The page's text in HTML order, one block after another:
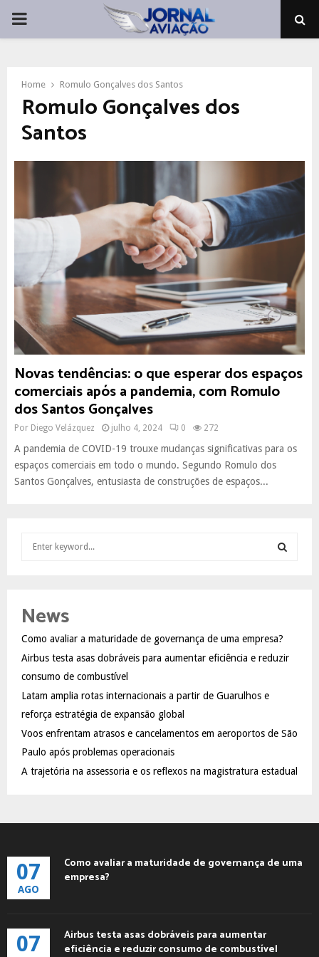
PRIMARY
Home Romulo Gonçalves dos Santos
Romulo Gonçalves dos
Santos
Novas tendências: o que esperar dos espaços
comerciais após a pandemia, com Romulo
dos Santos Gonçalves
Por Diego Velázquez julho 4, 2024 0 272
A pandemia de COVID-19 trouxe mudanças significativas para os
espaços comerciais em todo o mundo. Segundo Romulo dos
Santos Gonçalves, entusiasta de construções de espaços...
h
o
r
:
R
News
Como avaliar a maturidade de governança de uma empresa?
Airbus testa asas dobráveis para aumentar eficiência e reduzir
consumo de combustível
Latam amplia rotas internacionais a partir de Guarulhos e
reforça estratégia de expansão global
Voos enfrentam atrasos e cancelamentos em aeroportos de São
Paulo após problemas operacionais
A trajetória na assessoria e os reflexos na magistratura estadual
07
AGO
Como avaliar a maturidade de governança de uma
empresa?
07
Airbus testa asas dobráveis para aumentar
eficiência e reduzir consumo de combustível